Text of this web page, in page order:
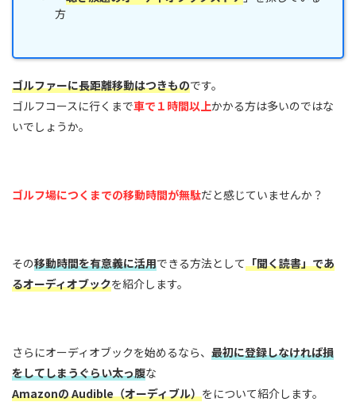
方
ゴルファーに長距離移動はつきものです。
ゴルフコースに行くまで車で１時間以上かかる方は多いのではな
いでしょうか。
ゴルフ場につくまでの移動時間が無駄だと感じていませんか？
その移動時間を有意義に活用できる方法として「聞く読書」であ
るオーディオブックを紹介します。
さらにオーディオブックを始めるなら、 最初に登録しなければ損
をしてしまうぐらい太っ腹な
Amazonの Audible（オーディブル）をについて紹介します。